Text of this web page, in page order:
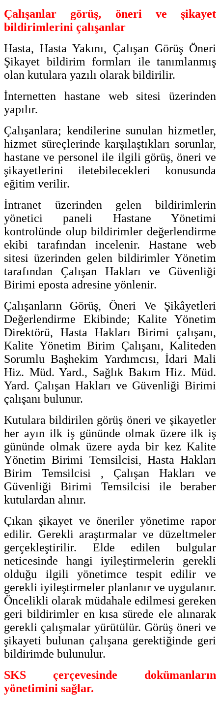
Çalışanlar görüş, öneri ve şikayet
bildirimlerini çalışanlar
Hasta, Hasta Yakını, Çalışan Görüş Öneri
Şikayet bildirim formları ile tanımlanmış
olan kutulara yazılı olarak bildirilir.
İnternetten hastane web sitesi üzerinden
yapılır.
Çalışanlara; kendilerine sunulan hizmetler,
hizmet süreçlerinde karşılaştıkları sorunlar,
hastane ve personel ile ilgili görüş, öneri ve
şikayetlerini iletebilecekleri konusunda
eğitim verilir.
İntranet üzerinden gelen bildirimlerin
yönetici paneli Hastane Yönetimi
kontrolünde olup bildirimler değerlendirme
ekibi tarafından incelenir. Hastane web
sitesi üzerinden gelen bildirimler Yönetim
tarafından Çalışan Hakları ve Güvenliği
Birimi eposta adresine yönlenir.
Çalışanların Görüş, Öneri Ve Şikâyetleri
Değerlendirme Ekibinde; Kalite Yönetim
Direktörü, Hasta Hakları Birimi çalışanı,
Kalite Yönetim Birim Çalışanı, Kaliteden
Sorumlu Başhekim Yardımcısı, İdari Mali
Hiz. Müd. Yard., Sağlık Bakım Hiz. Müd.
Yard. Çalışan Hakları ve Güvenliği Birimi
çalışanı bulunur.
Kutulara bildirilen görüş öneri ve şikayetler
her ayın ilk iş gününde olmak üzere ilk iş
gününde olmak üzere ayda bir kez Kalite
Yönetim Birimi Temsilcisi, Hasta Hakları
Birim Temsilcisi , Çalışan Hakları ve
Güvenliği Birimi Temsilcisi ile beraber
kutulardan alınır.
Çıkan şikayet ve öneriler yönetime rapor
edilir. Gerekli araştırmalar ve düzeltmeler
gerçekleştirilir. Elde edilen bulgular
neticesinde hangi iyileştirmelerin gerekli
olduğu ilgili yönetimce tespit edilir ve
gerekli iyileştirmeler planlanır ve uygulanır.
Öncelikli olarak müdahale edilmesi gereken
geri bildirimler en kısa sürede ele alınarak
gerekli çalışmalar yürütülür. Görüş öneri ve
şikayeti bulunan çalışana gerektiğinde geri
bildirimde bulunulur.
SKS çerçevesinde dokümanların
yönetimini sağlar.